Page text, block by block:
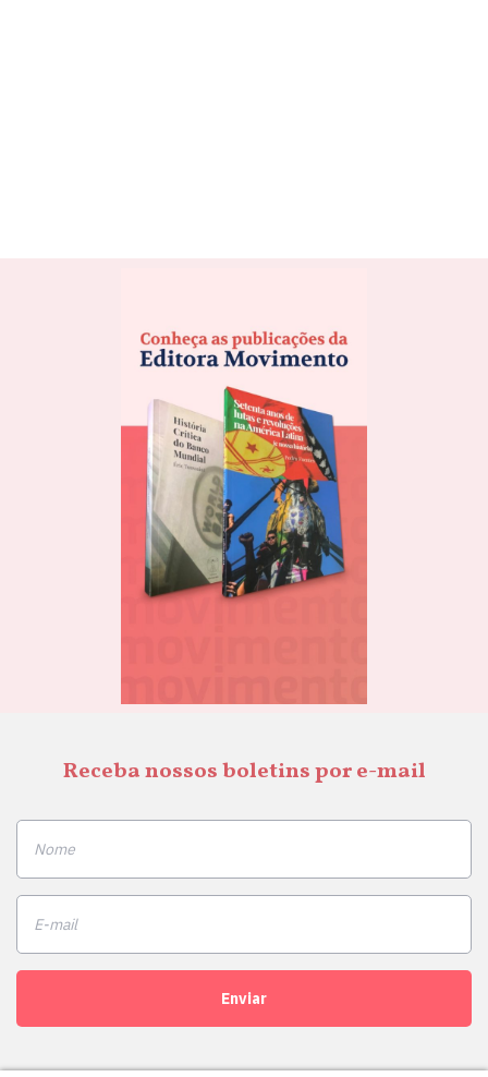
Receba nossos boletins por e-mail
Enviar